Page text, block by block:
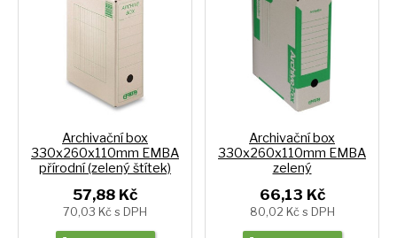
Archivační box
330x260x110mm EMBA
přírodní (zelený štítek)
57,88 Kč
70,03 Kč s DPH
Archivační box
330x260x110mm EMBA
zelený
66,13 Kč
80,02 Kč s DPH